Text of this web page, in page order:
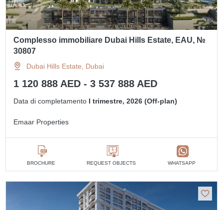
Complesso immobiliare Dubai Hills Estate, EAU, №
30807
Dubai Hills Estate, Dubai
1 120 888 AED - 3 537 888 AED
Data di completamento I trimestre, 2026 (Off-plan)
Emaar Properties
BROCHURE REQUEST OBJECTS WHATSAPP